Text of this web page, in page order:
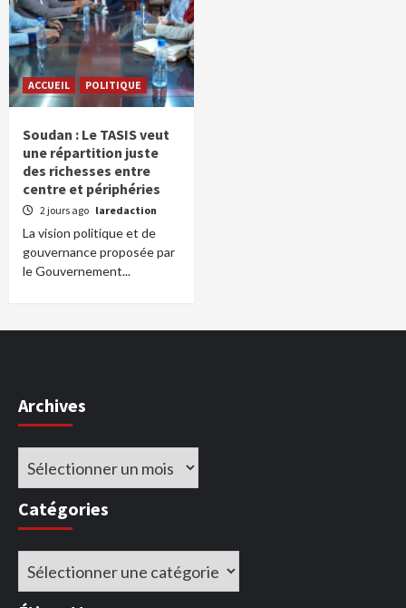
ACCUEIL POLITIQUE
Soudan : Le TASIS veut
une répartition juste
des richesses entre
centre et périphéries
2 jours ago laredaction
La vision politique et de
gouvernance proposée par
le Gouvernement...
Archives
Archives
Catégories
Catégories